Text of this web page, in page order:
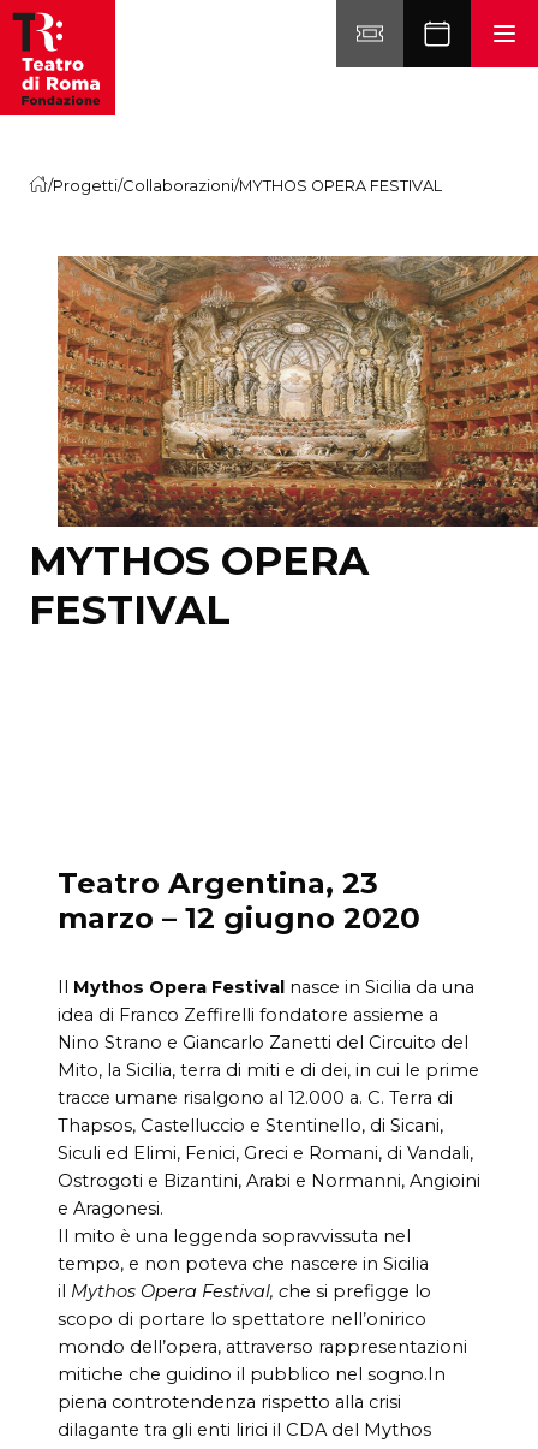
Vai al contenuto
/Progetti/Collaborazioni/MYTHOS OPERA FESTIVAL
MYTHOS OPERA
FESTIVAL
Teatro Argentina, 23
marzo – 12 giugno 2020
Il Mythos Opera Festival nasce in Sicilia da una
idea di Franco Zeffirelli fondatore assieme a
Nino Strano e Giancarlo Zanetti del Circuito del
Mito, la Sicilia, terra di miti e di dei, in cui le prime
tracce umane risalgono al 12.000 a. C. Terra di
Thapsos, Castelluccio e Stentinello, di Sicani,
Siculi ed Elimi, Fenici, Greci e Romani, di Vandali,
Ostrogoti e Bizantini, Arabi e Normanni, Angioini
e Aragonesi.
Il mito è una leggenda sopravvissuta nel
tempo, e non poteva che nascere in Sicilia
il Mythos Opera Festival, che si prefigge lo
scopo di portare lo spettatore nell’onirico
mondo dell’opera, attraverso rappresentazioni
mitiche che guidino il pubblico nel sogno.In
piena controtendenza rispetto alla crisi
dilagante tra gli enti lirici il CDA del Mythos